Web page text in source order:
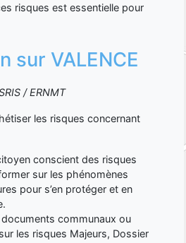
risques est essentielle pour
sur VALENCE
/ ERNMT
les risques concernant
conscient des risques
sur les phénomènes
pour s’en protéger et en
communaux ou
les risques Majeurs, Dossier